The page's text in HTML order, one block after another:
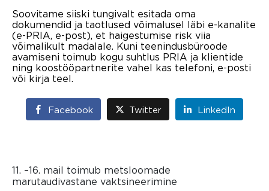
Soovitame siiski tungivalt esitada oma
dokumendid ja taotlused võimalusel läbi e-kanalite
(e-PRIA, e-post), et haigestumise risk viia
võimalikult madalale. Kuni teenindusbüroode
avamiseni toimub kogu suhtlus PRIA ja klientide
ning koostööpartnerite vahel kas telefoni, e-posti
või kirja teel.
Facebook Twitter LinkedIn
11. –16. mail toimub metsloomade
marutaudivastane vaktsineerimine